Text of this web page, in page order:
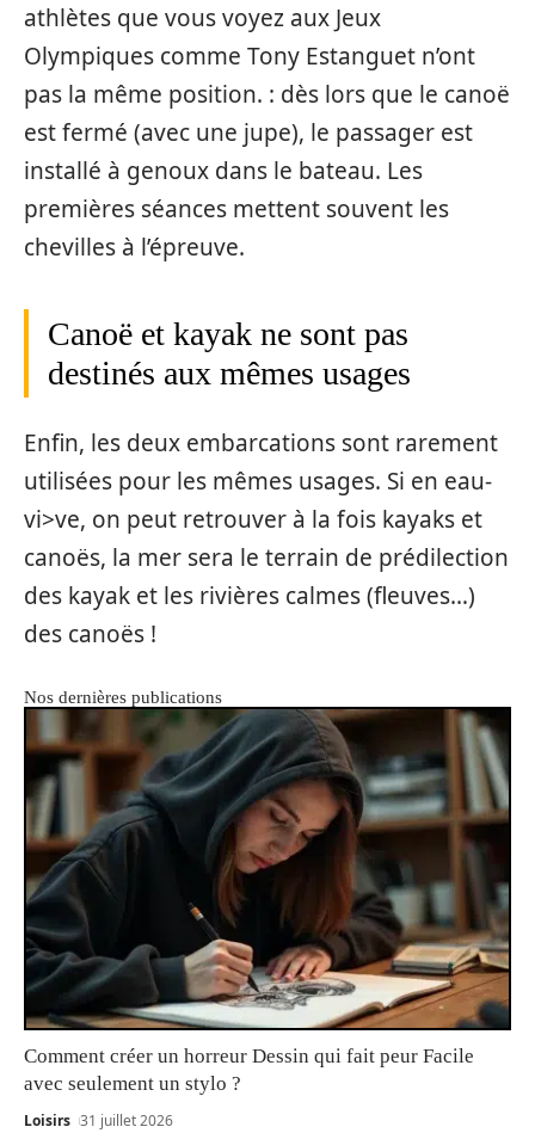
athlètes que vous voyez aux Jeux
Olympiques comme Tony Estanguet n’ont
pas la même position. : dès lors que le canoë
est fermé (avec une jupe), le passager est
installé à genoux dans le bateau. Les
premières séances mettent souvent les
chevilles à l’épreuve.
Canoë et kayak ne sont pas
destinés aux mêmes usages
Enfin, les deux embarcations sont rarement
utilisées pour les mêmes usages. Si en eau-
vi>ve, on peut retrouver à la fois kayaks et
canoës, la mer sera le terrain de prédilection
des kayak et les rivières calmes (fleuves…)
des canoës !
Nos dernières publications
Comment créer un horreur Dessin qui fait peur Facile
avec seulement un stylo ?
Loisirs 31 juillet 2026